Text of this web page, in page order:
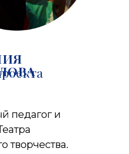
педагог и
творчества.